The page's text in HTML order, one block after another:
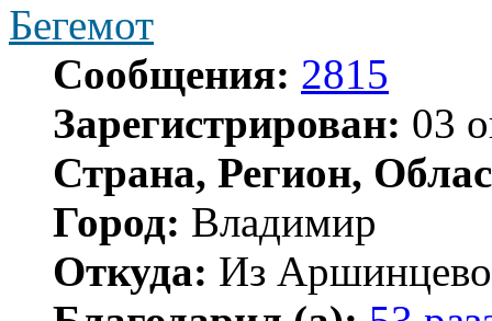
Бегемот
Сообщения: 2815
Зарегистрирован: 03
Страна, Регион,
Город: Владимир
Откуда: Из